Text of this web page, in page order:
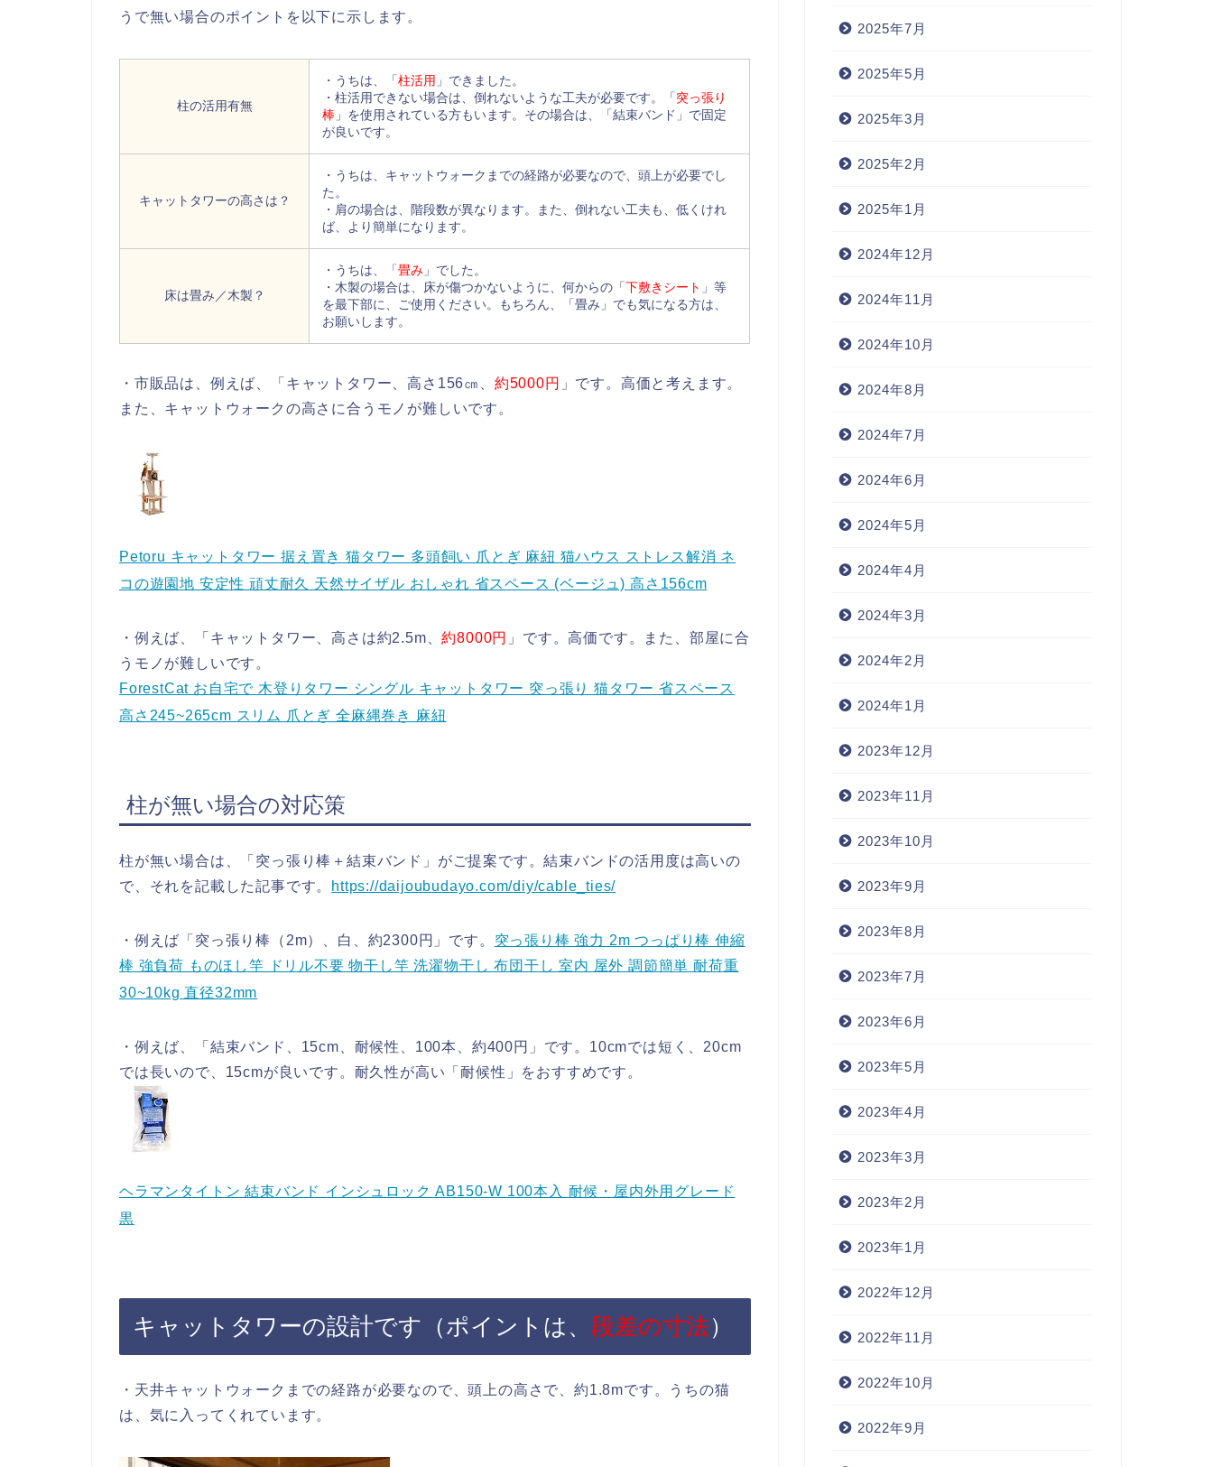
うで無い場合のポイントを以下に示します。
柱の活用有無
・うちは、「柱活用 」できました。
・柱活用できない場合は、倒れないような工夫が必要です。「突っ張り
棒 」を使用されている方もいます。その場合は、「結束バンド」で固定
が良いです。
キャットタワーの高さは？
・うちは、キャットウォークまでの経路が必要なので、頭上が必要でし
た。
・肩の場合は、階段数が異なります。また、倒れない工夫も、低くけれ
ば、より簡単になります。
床は畳み／木製？
・うちは、「畳み 」でした。
・木製の場合は、床が傷つかないように、何からの「下敷きシート 」等
を最下部に、ご使用ください。もちろん、「畳み」でも気になる方は、
お願いします。
・市販品は、例えば、「キャットタワー、高さ156㎝、 約5000円 」です。高価と考えます。
また、キャットウォークの高さに合うモノが難しいです。
Petoru キャットタワー 据え置き 猫タワー 多頭飼い 爪とぎ 麻紐 猫ハウス ストレス解消 ネ
コの遊園地 安定性 頑丈耐久 天然サイザル おしゃれ 省スペース (ベージュ) 高さ156cm
・例えば、「キャットタワー、高さは約2.5m、約8000円 」です。高価です。また、部屋に合
うモノが難しいです。
ForestCat お自宅で 木登りタワー シングル キャットタワー 突っ張り 猫タワー 省スペース
高さ245~265cm スリム 爪とぎ 全麻縄巻き 麻紐
柱が無い場合の対応策
柱が無い場合は、「突っ張り棒＋結束バンド」がご提案です。結束バンドの活用度は高いの
で、それを記載した記事です。
https://daijoubudayo.com/diy/cable_ties/
・例えば「突っ張り棒（2m）、白、約2300円」です。 突っ張り棒 強力 2m つっぱり棒 伸縮
棒 強負荷 ものほし竿 ドリル不要 物干し竿 洗濯物干し 布団干し 室内 屋外 調節簡単 耐荷重
30~10kg 直径32mm
・例えば、「結束バンド、15cm、耐候性、100本、約400円」です。10cmでは短く、20cm
では長いので、15cmが良いです。耐久性が高い「耐候性」をおすすめです。
ヘラマンタイトン 結束バンド インシュロック AB150-W 100本入 耐候・屋内外用グレード
黒
キャットタワーの設計です（ポイントは、 段差の寸法）
・天井キャットウォークまでの経路が必要なので、頭上の高さで、約1.8mです。うちの猫
は、気に入ってくれています。
2025年7月
2025年5月
2025年3月
2025年2月
2025年1月
2024年12月
2024年11月
2024年10月
2024年8月
2024年7月
2024年6月
2024年5月
2024年4月
2024年3月
2024年2月
2024年1月
2023年12月
2023年11月
2023年10月
2023年9月
2023年8月
2023年7月
2023年6月
2023年5月
2023年4月
2023年3月
2023年2月
2023年1月
2022年12月
2022年11月
2022年10月
2022年9月